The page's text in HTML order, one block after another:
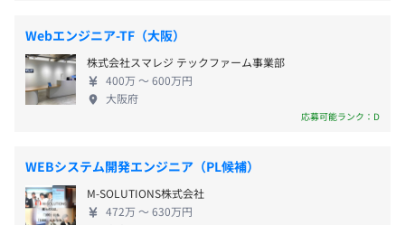
開発、ドメイン駆動設計
Docker、Datadog
昇給査定：年2回（3月・9月）
社会保険完備（健康保険・厚生年金・雇用保険・労災保
険）
Webエンジニア-TF（大阪）
株式会社スマレジ テックファーム事業部
400万 〜 600万円
大阪府
応募可能ランク：D
WEBシステム開発エンジニア（PL候補）
M-SOLUTIONS株式会社
472万 〜 630万円